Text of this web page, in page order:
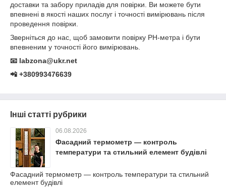
доставки та забору приладів для повірки. Ви можете бути
впевнені в якості наших послуг і точності вимірювань після
проведення повірки.
Зверніться до нас, щоб замовити повірку РН-метра і бути
впевненим у точності його вимірювань.
📧 labzona@ukr.net
📲 +380993476639
Інші статті рубрики
06.08.2026
Фасадний термометр — контроль
температури та стильний елемент будівлі
Фасадний термометр — контроль температури та стильний
елемент будівлі